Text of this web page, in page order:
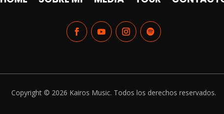
Copyright © 2026 Kairos Music. Todos los derechos reservados.